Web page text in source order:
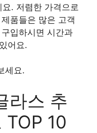
. 저렴한 가격으로
품들은 많은 고객
입하시면 시간과
어요.
세요.
라스 추
TOP 10